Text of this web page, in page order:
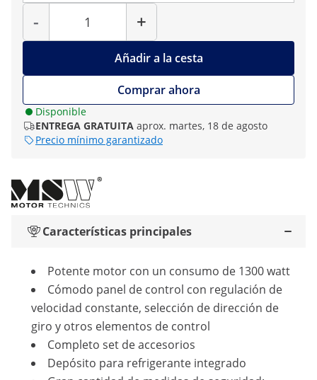
-
Cantidad
+
Añadir a la cesta
Comprar ahora
Disponible
ENTREGA GRATUITA aprox. martes, 18 de agosto
Precio mínimo garantizado
Características principales
Potente motor con un consumo de 1300 watt
Cómodo panel de control con regulación de
velocidad constante, selección de dirección de
giro y otros elementos de control
Completo set de accesorios
Depósito para refrigerante integrado